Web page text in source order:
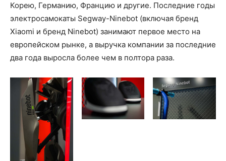
Корею, Германию, Францию и другие. Последние годы
электросамокаты Segway-Ninebot (включая бренд
Xiaomi и бренд Ninebot) занимают первое место на
европейском рынке, а выручка компании за последние
два года выросла более чем в полтора раза.